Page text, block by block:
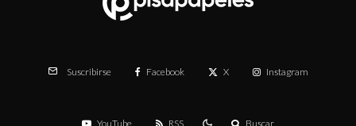
Suscribirse Facebook X Instagram
YouTube RSS Buscar